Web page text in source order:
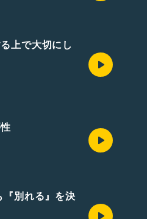
上で大切にし
別れる』を決